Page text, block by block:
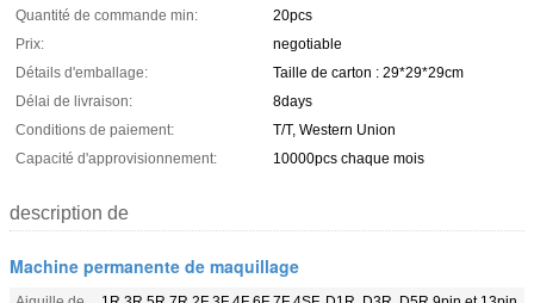
Quantité de commande min:
20pcs
Prix:
negotiable
Détails d'emballage:
Taille de carton : 29*29*29cm
Délai de livraison:
8days
Conditions de paiement:
T/T, Western Union
Capacité d'approvisionnement:
10000pcs chaque mois
description de
Machine permanente de maquillage